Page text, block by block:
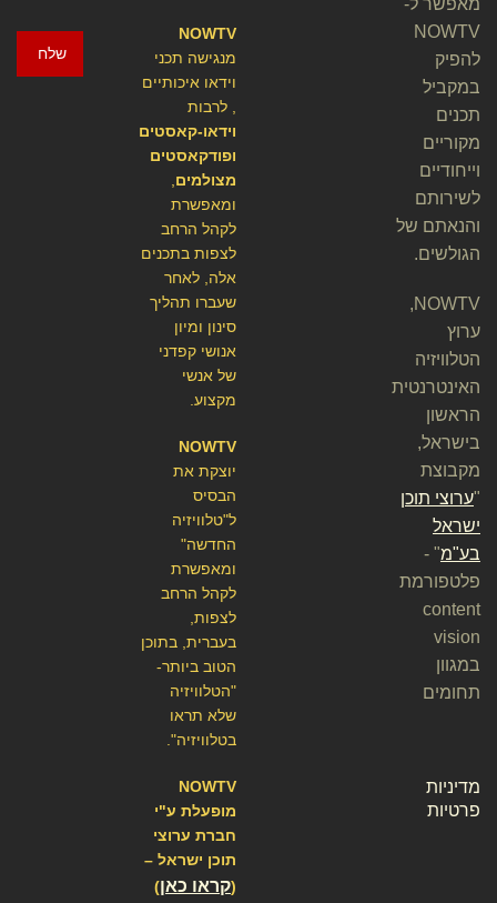
שלח
NOWTV
מנגישה תכני
וידאו איכותיים
, לרבות
וידאו-קאסטים
ופודקאסטים
מצולמים
ומאפשרת
לקהל הרחב
לצפות בתכנים
אלה, לאחר
שעברו תהליך
סינון ומיון
אנושי קפדני
של אנשי
מקצוע.
NOWTV
יוצקת את
הבסיס
ל"טלוויזיה
החדשה"
ומאפשרת
לקהל הרחב
לצפות,
בעברית, בתוכן
הטוב ביותר-
"הטלוויזיה
שלא תראו
בטלוויזיה".
NOWTV
מופעלת ע"י
חברת ערוצי
תוכן ישראל –
(קראו כאן)
NOWTV
להפיק
במקביל
תכנים
מקוריים
וייחודיים
לשירותם
והנאתם של
הגולשים.
NOWTV,
ערוץ
הטלוויזיה
האינטרנטית
הראשון
בישראל,
מקבוצת
"ערוצי תוכן
ישראל
בע"מ" -
פלטפורמת
content
vision
במגוון
תחומים
מדיניות
פרטיות